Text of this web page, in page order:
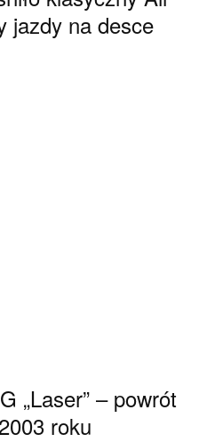
jazdy na desce
„Laser” – powrót
roku